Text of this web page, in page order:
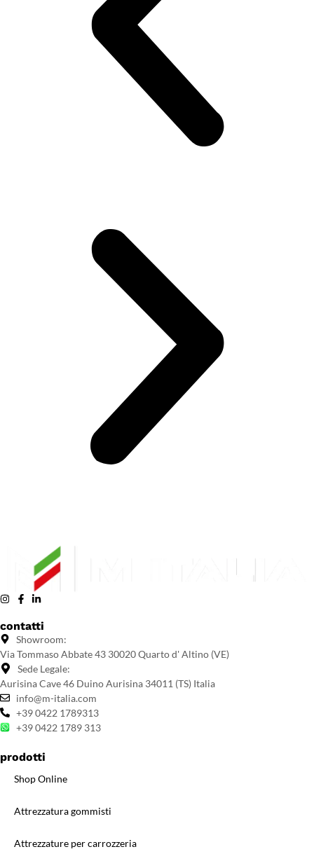
contatti
Showroom:
Via Tommaso Abbate 43 30020 Quarto d' Altino (VE)
Sede Legale:
Aurisina Cave 46 Duino Aurisina 34011 (TS) Italia
info@m-italia.com
+39 0422 1789313
+39 0422 1789 313
prodotti
Shop Online
Attrezzatura gommisti
Attrezzature per carrozzeria